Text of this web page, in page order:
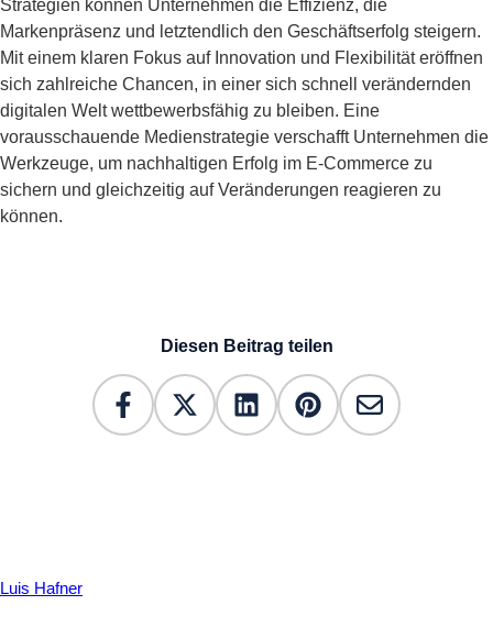
Strategien können Unternehmen die Effizienz, die
Markenpräsenz und letztendlich den Geschäftserfolg steigern.
Mit einem klaren Fokus auf Innovation und Flexibilität eröffnen
sich zahlreiche Chancen, in einer sich schnell verändernden
digitalen Welt wettbewerbsfähig zu bleiben. Eine
vorausschauende Medienstrategie verschafft Unternehmen die
Werkzeuge, um nachhaltigen Erfolg im E-Commerce zu
sichern und gleichzeitig auf Veränderungen reagieren zu
können.
Diesen Beitrag teilen
Luis Hafner